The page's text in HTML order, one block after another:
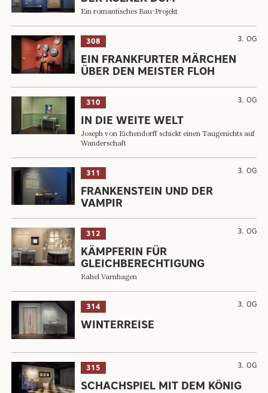
Ein romantisches Bau-Projekt
308 3. OG
EIN FRANKFURTER MÄRCHEN
ÜBER DEN MEISTER FLOH
310 3. OG
IN DIE WEITE WELT
Joseph von Eichendorff schickt einen Taugenichts auf
Wanderschaft
311 3. OG
FRANKENSTEIN UND DER
VAMPIR
312 3. OG
KÄMPFERIN FÜR
GLEICHBERECHTIGUNG
Rahel Varnhagen
314 3. OG
WINTERREISE
315 3. OG
SCHACHSPIEL MIT DEM KÖNIG